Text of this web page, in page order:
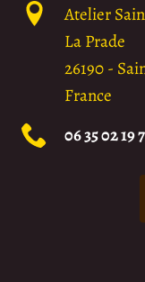
Atelier
La Prade
26190-
France
06 35 02 19